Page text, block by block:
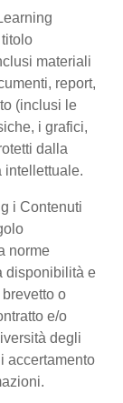
materiali
report,
(inclusi le
i grafici,
dalla
intellettuale.
i Contenuti
norme
disponibilità e
o
e/o
degli
accertamento